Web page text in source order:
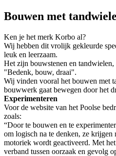
Bouwen met
Ken je het merk Korbo al?
Wij hebben dit vrolijk gekleurde
leuk en leerzaam.
Het zijn bouwstenen en tandwielen,
"Bedenk, bouw, draai".
Wij vinden vooral het bouwen met
bouwwerk gaat bewegen door het
Experimenteren
Voor de website van het Poolse
zoals:
“Door te bouwen en te
om logisch na te denken, ze
motoriek wordt geactiveerd. Met
verband tussen oorzaak en gevolg